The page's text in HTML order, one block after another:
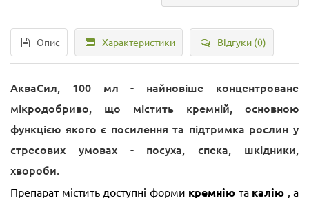
Опис Характеристики Відгуки (0)
АкваСил, 100 мл - найновіше концентроване
мікродобриво, що містить кремній, основною
функцією якого є посилення та підтримка рослин у
стресових умовах - посуха, спека, шкідники,
хвороби.
Препарат містить доступні форми кремнію та калію , а